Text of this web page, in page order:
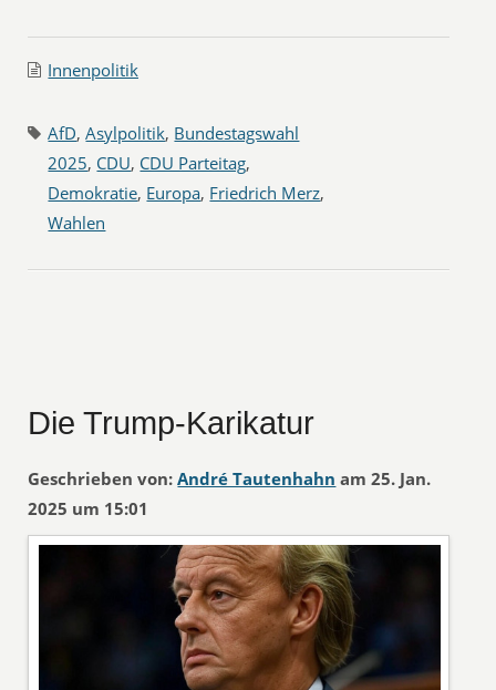
Innenpolitik
AfD,Asylpolitik, Bundestagswahl
2025, CDU, CDU Parteitag,
Demokratie, Europa, Friedrich Merz,
Wahlen
Die Trump-Karikatur
Geschrieben von: André Tautenhahn am 25. Jan.
2025 um 15:01